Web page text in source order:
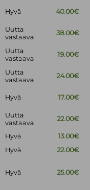
Hyvä 40.00€
Uutta
vastaava
38.00€
Uutta
vastaava
19.00€
Uutta
vastaava
24.00€
Hyvä 17.00€
Uutta
vastaava
22.00€
Hyvä
13.00€
Hyvä
22.00€
Hyvä 25.00€